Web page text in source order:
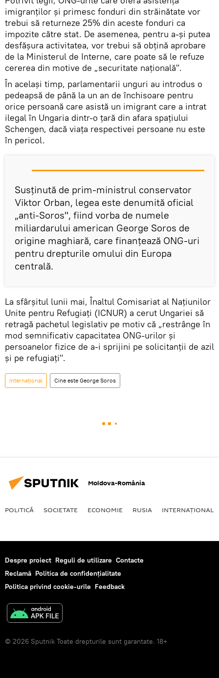
imigranților și primesc fonduri din străinătate vor
trebui să returneze 25% din aceste fonduri ca
impozite către stat. De asemenea, pentru a-și putea
desfășura activitatea, vor trebui să obțină aprobare
de la Ministerul de Interne, care poate să le refuze
cererea din motive de „securitate națională".
În același timp, parlamentarii unguri au introdus o
pedeapsă de până la un an de închisoare pentru
orice persoană care asistă un imigrant care a intrat
ilegal în Ungaria dintr-o țară din afara spațiului
Schengen, dacă viața respectivei persoane nu este
în pericol.
Susţinută de prim-ministrul conservator
Viktor Orban, legea este denumită oficial
„anti-Soros", fiind vorba de numele
miliardarului american George Soros de
origine maghiară, care finanțează ONG-uri
pentru drepturile omului din Europa
centrală.
La sfârșitul lunii mai, Înaltul Comisariat al Națiunilor
Unite pentru Refugiați (ICNUR) a cerut Ungariei să
retragă pachetul legislativ pe motiv că „restrânge în
mod semnificativ capacitatea ONG-urilor și
persoanelor fizice de a-i sprijini pe solicitanții de azil
și pe refugiați".
Internaţional Cine este George Soros
Moldova-România
POLITICĂ SOCIETATE ECONOMIE RUSIA INTERNAŢIONAL
Despre proiect Reguli de utilizare Contacte
Reclamă Politica de confidențialitate
Politica privind cookie-urile Feedback
© 2026 Sputnik Toate drepturile sunt garantate. 18+